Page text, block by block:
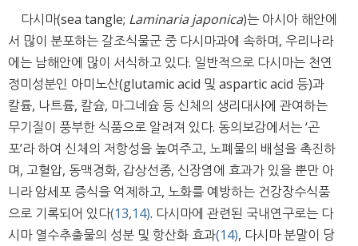
다시마(sea tangle; Laminaria japonica)는 아시아 해안에
서 많이 분포하는 갈조식물군 중 다시마과에 속하며, 우리나라
에는 남해안에 많이 서식하고 있다. 일반적으로 다시마는 천연
정미성분인 아미노산(glutamic acid 및 aspartic acid 등)과
칼륨, 나트륨, 칼슘, 마그네슘 등 신체의 생리대사에 관여하는
무기질이 풍부한 식품으로 알려져 있다. 동의보감에서는 ‘곤
포’라 하여 신체의 저항성을 높여주고, 노폐물의 배설을 촉진하
며, 고혈압, 동맥경화, 갑상선종, 신장염에 효과가 있을 뿐만 아
니라 암세포 증식을 억제하고, 노화를 예방하는 건강장수식품
으로 기록되어 있다(13,14). 다시마에 관련된 국내연구로는 다
시마 열수추출물의 성분 및 항산화 효과(14), 다시마 분말이 당